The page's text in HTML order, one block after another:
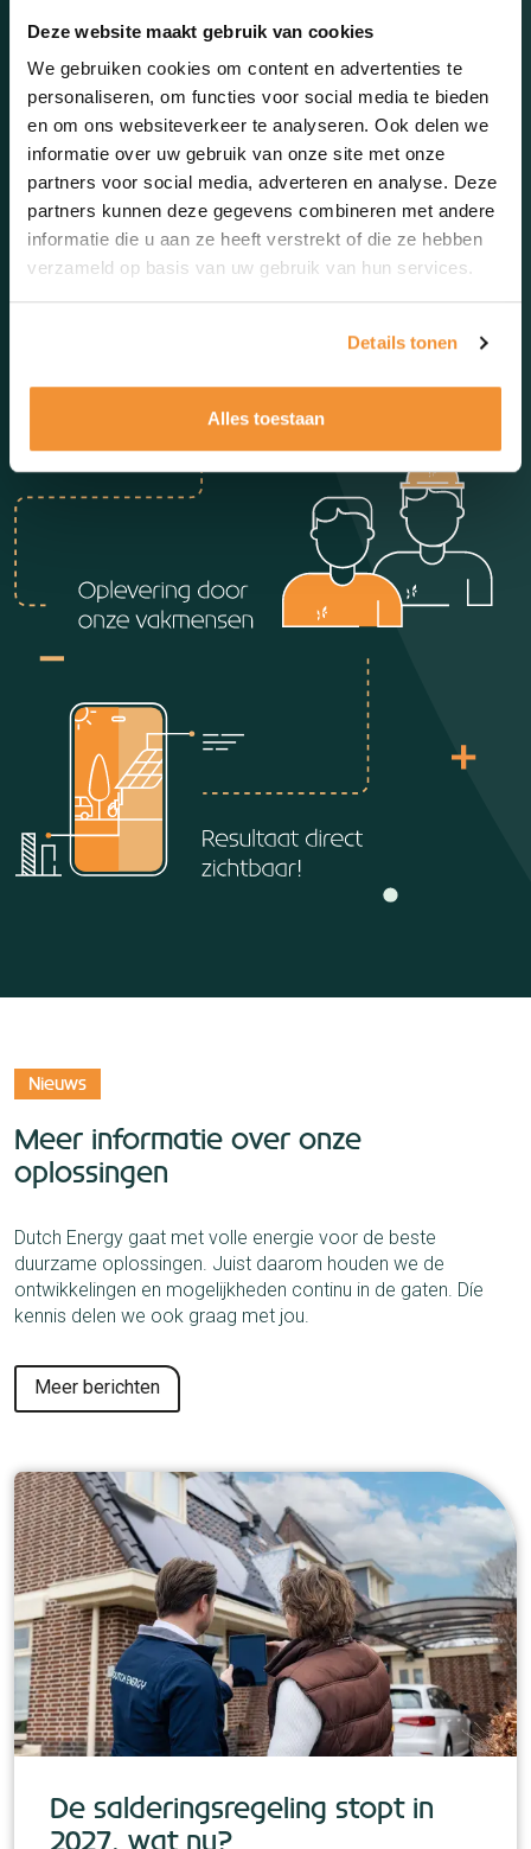
Deze website maakt gebruik van cookies
We gebruiken cookies om content en advertenties te
personaliseren, om functies voor social media te bieden
en om ons websiteverkeer te analyseren. Ook delen we
informatie over uw gebruik van onze site met onze
partners voor social media, adverteren en analyse. Deze
partners kunnen deze gegevens combineren met andere
informatie die u aan ze heeft verstrekt of die ze hebben
verzameld op basis van uw gebruik van hun services.
Details tonen
Alles toestaan
Nieuws
Meer informatie over onze
oplossingen
Dutch Energy gaat met volle energie voor de beste
duurzame oplossingen. Juist daarom houden we de
ontwikkelingen en mogelijkheden continu in de gaten. Díe
kennis delen we ook graag met jou.
Meer berichten
De salderingsregeling stopt in
2027, wat nu?